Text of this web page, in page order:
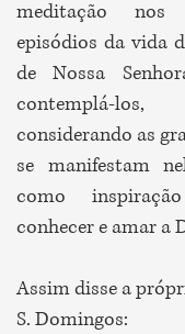
meditação nos
episódios da vida
de Nossa
contemplá-
considerando as
se manifestam
como
conhecer e amar a
Assim disse a
S. Domingos: